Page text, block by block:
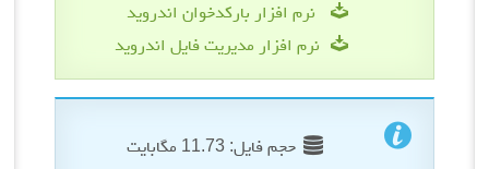
نرم افزار بارکدخوان اندروید
نرم افزار مدیریت فایل اندروید
حجم فایل: 11.73 مگابایت